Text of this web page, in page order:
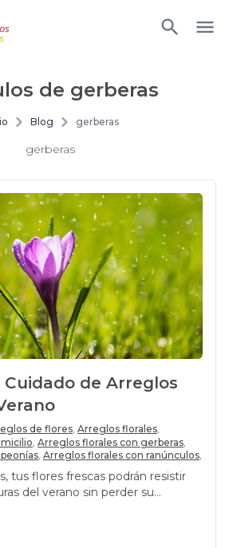
de gerberas
Blog gerberas
gerberas
Cuidado de Arreglos
de flores, Arreglos florales,
Arreglos florales con gerberas
Arreglos florales con ranúnculos
tus flores frescas podrán resistir
del verano sin perder su
que también te permite
y aroma